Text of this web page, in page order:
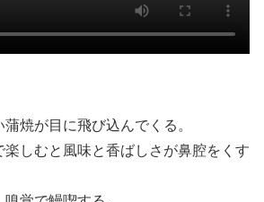
焼が目に飛び込んでくる。
しむと風味と香ばしさが鼻腔をくす